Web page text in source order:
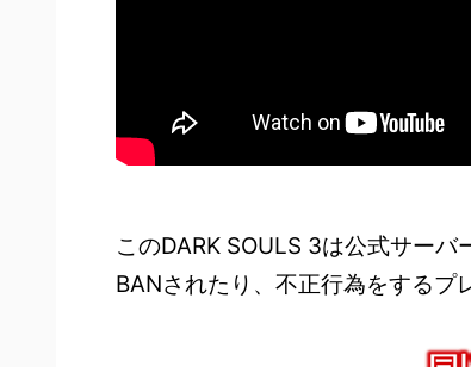
このDARK SOULS 3は公式サー
BANされたり、不正行為をするプ